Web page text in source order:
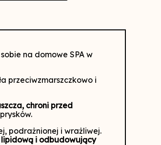
na domowe SPA w
przeciwzmarszczkowo i
chroni przed
podrażnionej i wrażliwej.
i odbudowujący